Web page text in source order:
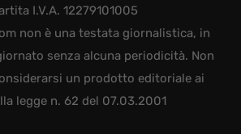
I.V.A. 12279101005
non è una testata giornalistica, in
senza alcuna periodicità. Non
un prodotto editoriale ai
legge n. 62 del 07.03.2001